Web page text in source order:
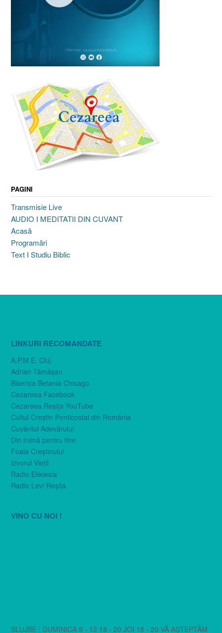
PAGINI
Transmisie Live
AUDIO I MEDITATII DIN CUVANT
Acasă
Programări
Text I Studiu Biblic
LINKURI RECOMANDATE
A.P.M.E. Cluj
Adrian Tămăşan
Biserica Betania Chicago
Cezareea Facebook
Cezareea Reşiţa YouTube
Cultul Creştin Penticostal din România
Cuvântul Adevărului
Din inimă pentru tine
Foaia Creştinului
Izvorul Vieţii
Radio Ekklesia
Radio Levi Reşiţa
VINO CU NOI !
SLUJBE : DUMINICA 9 - 12 18 - 20 JOI 18 - 20 VĂ AȘTEPTĂM